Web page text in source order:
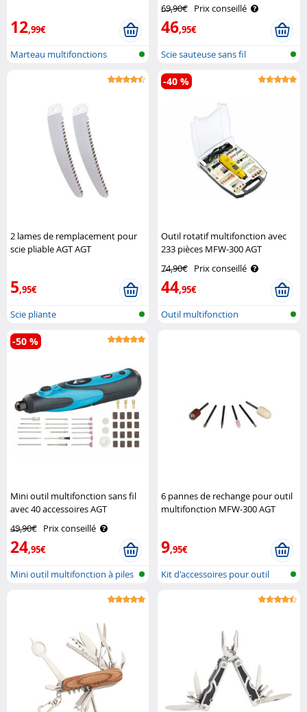
12,99€
Marteau multifonctions
69,90€ Prix conseillé
46,95€
Scie sauteuse sans fil
2 lames de remplacement pour
scie pliable AGT AGT
5,95€
Scie pliante
Outil rotatif multifonction avec
233 pièces MFW-300 AGT
74,90€ Prix conseillé
44,95€
-40 %
Outil multifonction
Mini outil multifonction sans fil
avec 40 accessoires AGT
49,90€ Prix conseillé
24,95€
-50 %
Mini outil multifonction à piles
6 pannes de rechange pour outil
multifonction MFW-300 AGT
9,95€
Kit d'accessoires pour outil